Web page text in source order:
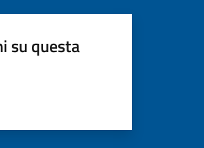
su questa